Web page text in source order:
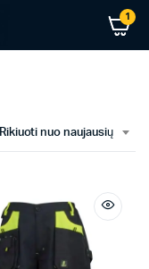
1
Rikiuoti nuo naujausių